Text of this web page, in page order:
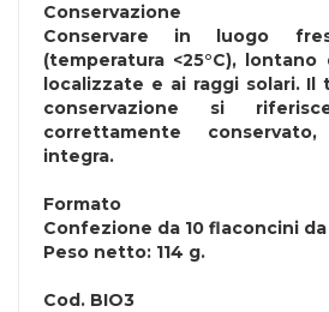
Conservazione
Conservare in luogo
(temperatura <25°C),
localizzate e ai raggi solari. Il
conservazione si
correttamente
integra.
Formato
Confezione da 10 flaconcini da
Peso netto: 114 g.
Cod. BIO3